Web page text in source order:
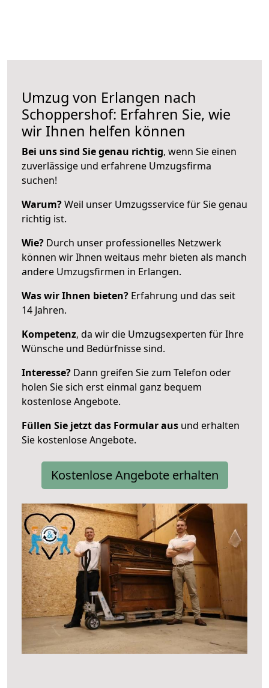
Umzug von Erlangen nach
Schoppershof: Erfahren Sie, wie
wir Ihnen helfen können
Bei uns sind Sie genau richtig, wenn Sie einen
zuverlässige und erfahrene Umzugsfirma
suchen!
Warum?Weil unser Umzugsservice für Sie genau
richtig ist.
Wie? Durch unser professionelles Netzwerk
können wir Ihnen weitaus mehr bieten als manch
andere Umzugsfirmen in Erlangen.
Was wir Ihnen bieten? Erfahrung und das seit
14 Jahren.
Kompetenz, da wir die Umzugsexperten für Ihre
Wünsche und Bedürfnisse sind.
Interesse? Dann greifen Sie zum Telefon oder
holen Sie sich erst einmal ganz bequem
kostenlose Angebote.
Füllen Sie jetzt das Formular aus und erhalten
Sie kostenlose Angebote.
Kostenlose Angebote erhalten